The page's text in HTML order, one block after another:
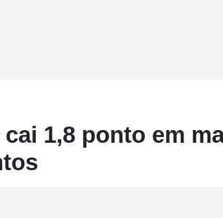
1,8 ponto em